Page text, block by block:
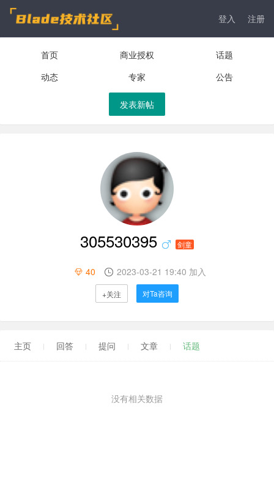
登入 注册
首页 商业授权
话题
动态
专家 公告
发表新帖
305530395 剑童
40 2023-03-21 19:40 加入
+关注 对Ta咨询
主页 回答 提问 文章 话题
没有相关数据